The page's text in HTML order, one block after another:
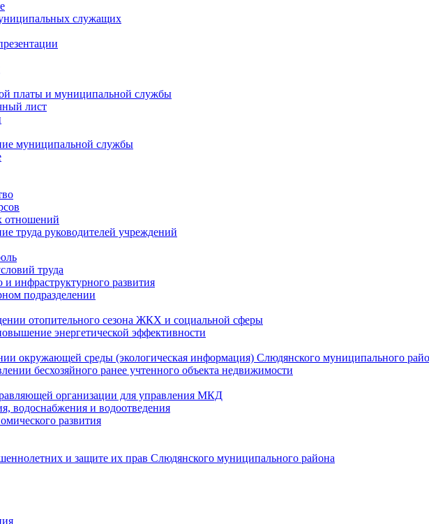
служащих
платы и муниципальной службы
лист
муниципальной службы
отношений
труда руководителей учреждений
труда
и инфраструктурного развития
подразделении
отопительного сезона ЖКХ и социальной сферы
энергетической эффективности
окружающей среды (экологическая информация) Слюдянского муниципального
бесхозяйного ранее учтенного объекта недвижимости
организации для управления МКД
водоснабжения и водоотведения
развития
и защите их прав Слюдянского муниципального района